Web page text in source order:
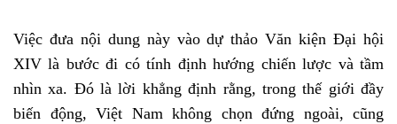
Việc đưa nội dung này vào dự thảo Văn kiện Đại hội
XIV là bước đi có tính định hướng chiến lược và tầm
nhìn xa. Đó là lời khẳng định rằng, trong thế giới đầy
biến động, Việt Nam không chọn đứng ngoài, cũng